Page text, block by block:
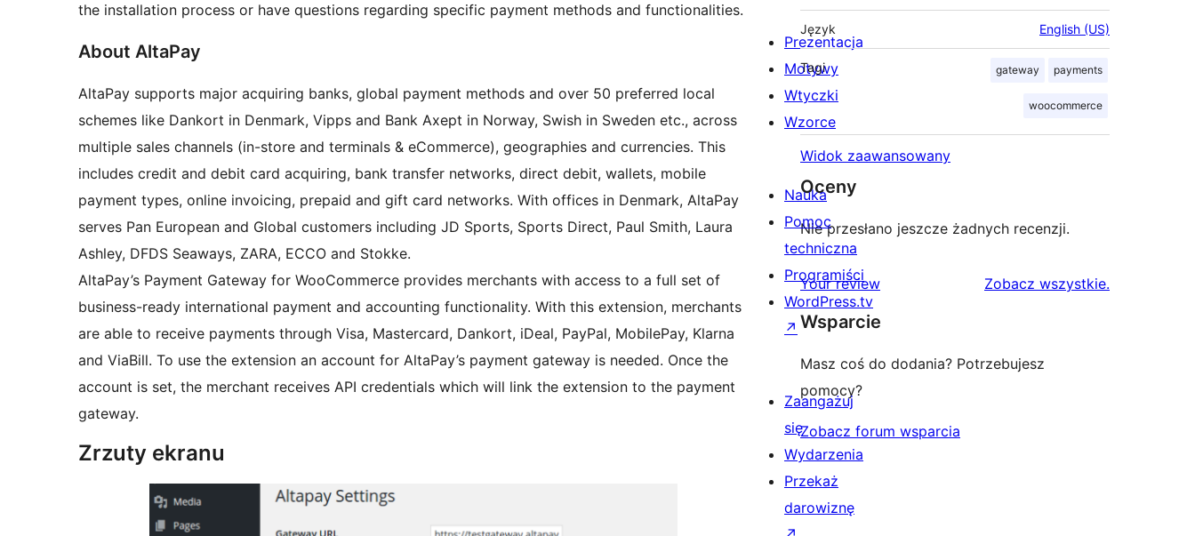
the installation process or have questions regarding specific payment methods and functionalities.
About AltaPay
AltaPay supports major acquiring banks, global payment methods and over 50 preferred local
schemes like Dankort in Denmark, Vipps and Bank Axept in Norway, Swish in Sweden etc., across
multiple sales channels (in-store and terminals & eCommerce), geographies and currencies. This
includes credit and debit card acquiring, bank transfer networks, direct debit, wallets, mobile
payment types, online invoicing, prepaid and gift card networks. With offices in Denmark, AltaPay
serves Pan European and Global customers including JD Sports, Sports Direct, Paul Smith, Laura
Ashley, DFDS Seaways, ZARA, ECCO and Stokke.
AltaPay’s Payment Gateway for WooCommerce provides merchants with access to a full set of
business-ready international payment and accounting functionality. With this extension, merchants
are able to receive payments through Visa, Mastercard, Dankort, iDeal, PayPal, MobilePay, Klarna
and ViaBill. To use the extension an account for AltaPay’s payment gateway is needed. Once the
account is set, the merchant receives API credentials which will link the extension to the payment
gateway.
Zrzuty ekranu
Język English (US)
Tagi gateway payments
woocommerce
Widok zaawansowany
Oceny
Nie przesłano jeszcze żadnych recenzji.
Your review Zobacz wszystkierecenzje
.
Wsparcie
Masz coś do dodania? Potrzebujesz
pomocy?
Zobacz forum wsparcia
Prezentacja
Motywy
Wtyczki
Wzorce
Nauka
Pomoc
techniczna
Programiści
WordPress.tv
↗
Zaangażuj
się
Wydarzenia
Przekaż
darowiznę